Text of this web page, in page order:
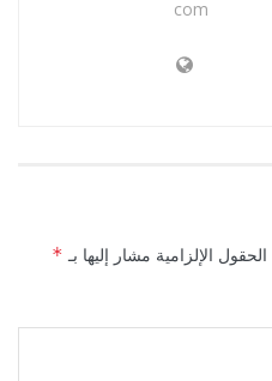
com
الحقول الإلزامية مشار إليها بـ *